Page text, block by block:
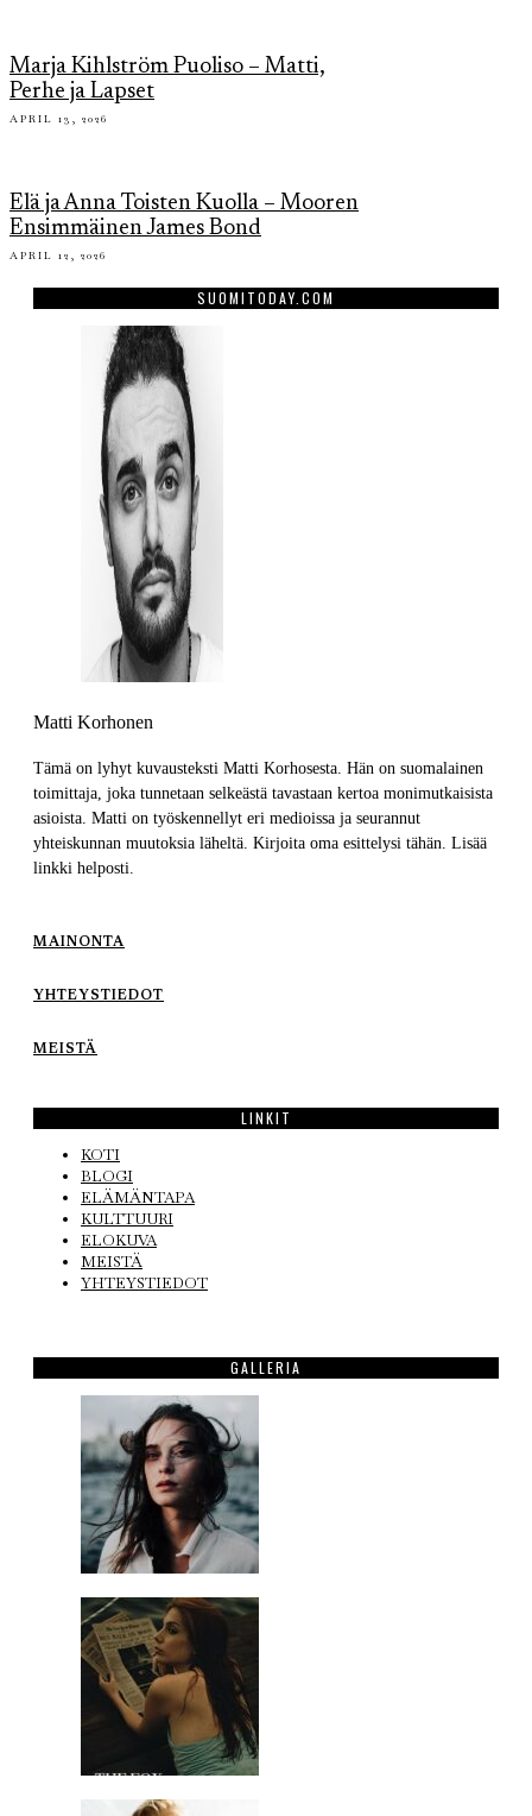
Marja Kihlström Puoliso – Matti,
Perhe ja Lapset
APRIL 13, 2026
Elä ja Anna Toisten Kuolla – Mooren
Ensimmäinen James Bond
APRIL 12, 2026
SUOMITODAY.COM
Matti Korhonen
Tämä on lyhyt kuvausteksti Matti Korhosesta. Hän on suomalainen
toimittaja, joka tunnetaan selkeästä tavastaan kertoa monimutkaisista
asioista. Matti on työskennellyt eri medioissa ja seurannut
yhteiskunnan muutoksia läheltä. Kirjoita oma esittelysi tähän. Lisää
linkki helposti.
MAINONTA
YHTEYSTIEDOT
MEISTÄ
LINKIT
KOTI
BLOGI
ELÄMÄNTAPA
KULTTUURI
ELOKUVA
MEISTÄ
YHTEYSTIEDOT
GALLERIA